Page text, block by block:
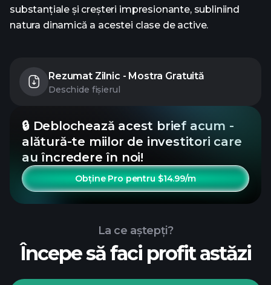
substanțiale și creșteri impresionante, subliniind
natura dinamică a acestei clase de active.
Rezumat Zilnic - Mostra Gratuită
Deschide fișierul
🔒 Deblochează acest brief acum -
alătură-te miilor de investitori care
au încredere în noi!
Obține Pro pentru $14.99/m
La ce aștepți?
Începe să faci profit astăzi